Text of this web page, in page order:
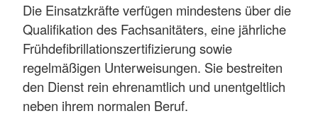
Die Einsatzkräfte verfügen mindestens über die
Qualifikation des Fachsanitäters, eine jährliche
Frühdefibrillationszertifizierung sowie
regelmäßigen Unterweisungen. Sie bestreiten
den Dienst rein ehrenamtlich und unentgeltlich
neben ihrem normalen Beruf.